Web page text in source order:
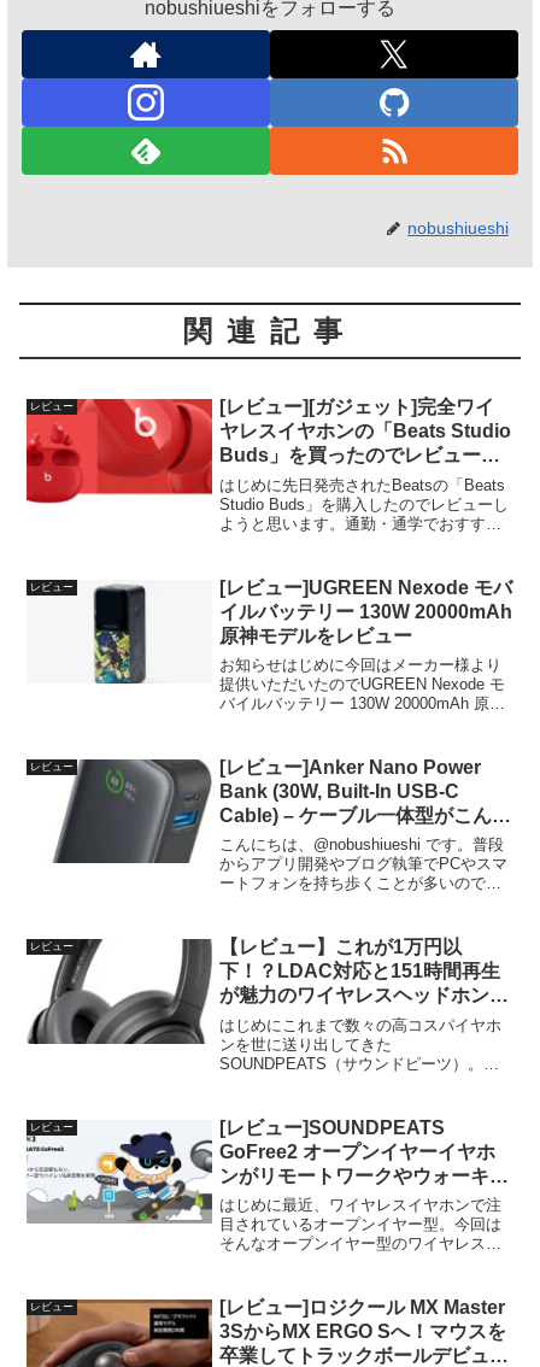
nobushiueshiをフォローする
nobushiueshi
関連記事
レビュー
[レビュー][ガジェット]完全ワイ
ヤレスイヤホンの「Beats Studio
Buds」を買ったのでレビューし
てみる
はじめに先日発売されたBeatsの「Beats
Studio Buds」を購入したのでレビューし
ようと思います。通勤・通学でおすすめ
紹介する製品そもそも完全ワイヤレス
イ...
レビュー
[レビュー]UGREEN Nexode モバ
イルバッテリー 130W 20000mAh
原神モデルをレビュー
お知らせはじめに今回はメーカー様より
提供いただいたのでUGREEN Nexode モ
バイルバッテリー 130W 20000mAh 原神
らですが、前回、前々回、前々々回同...
レビュー
[レビュー]Anker Nano Power
Bank (30W, Built-In USB-C
Cable) – ケーブル一体型がこんな
に便利だったとは！
こんにちは、@nobushiueshi です。普段
からアプリ開発やブログ執筆でPCやスマ
ートフォンを持ち歩くことが多いのです
す。「あ、ケーブル持ってくるの忘れ
た…」 「...
レビュー
【レビュー】これが1万円以
下！？LDAC対応と151時間再生
が魅力のワイヤレスヘッドホン
『SOUNDPEATS Space Pro ワ
イヤレスヘッドホン』をレビュー
はじめにこれまで数々の高コスパイヤホ
ンを世に送り出してきた
SOUNDPEATS（サウンドピーツ）。当
スには毎回驚かされます。そんな
SOUNDPEATSから、満を持して登...
レビュー
[レビュー]SOUNDPEATS
GoFree2 オープンイヤーイヤホ
ンがリモートワークやウォーキン
グに最適だった
はじめに最近、ワイヤレスイヤホンで注
目されているオープンイヤー型。今回は
そんなオープンイヤー型のワイヤレスイ
製品「SOUNDPEATS GoFree2...
レビュー
[レビュー]ロジクール MX Master
3SからMX ERGO Sへ！マウスを
卒業してトラックボールデビュー